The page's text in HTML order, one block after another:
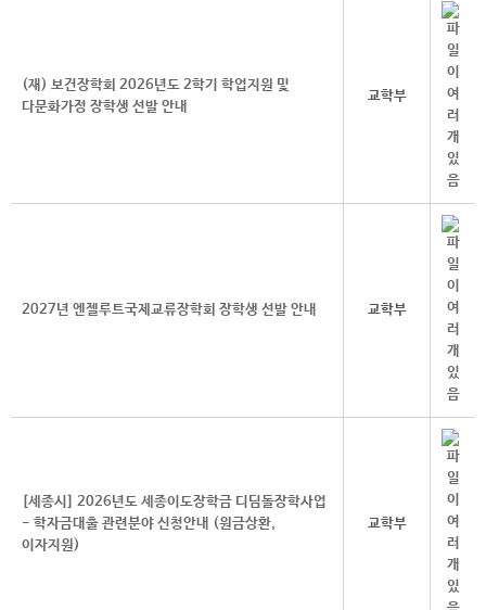
(재) 보건장학회 2026년도 2학기 학업지원 및
다문화가정 장학생 선발 안내
교학부
2027년 엔젤루트국제교류장학회 장학생 선발 안내 교학부
[세종시] 2026년도 세종이도장학금 디딤돌장학사업
- 학자금대출 관련분야 신청안내 (원금상환,
이자지원)
교학부